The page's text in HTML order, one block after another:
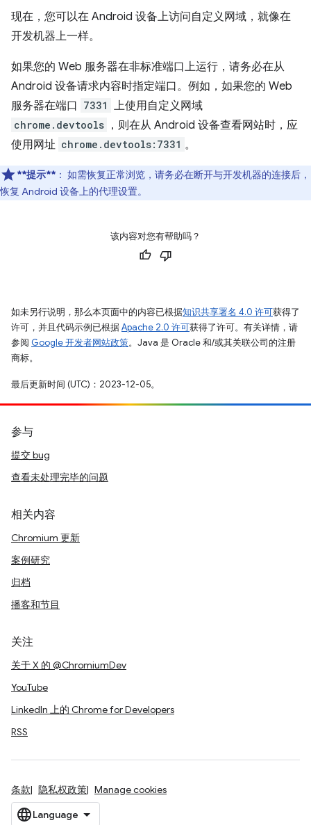
现在，您可以在 Android 设备上访问自定义网域，就像在
开发机器上一样。
如果您的 Web 服务器在非标准端口上运行，请务必在从
Android 设备请求内容时指定端口。例如，如果您的 Web
服务器在端口 7331 上使用自定义网域
chrome.devtools ，则在从 Android 设备查看网站时，应
使用网址 chrome.devtools:7331 。
**提示** ： 如需恢复正常浏览，请务必在断开与开发机器的连接后，
恢复 Android 设备上的代理设置。
该内容对您有帮助吗？
如未另行说明，那么本页面中的内容已根据知识共享署名 4.0 许可获得了
许可，并且代码示例已根据Apache 2.0 许可获得了许可。有关详情，请
参阅 Google 开发者网站政策。Java 是 Oracle 和/或其关联公司的注册
商标。
最后更新时间 (UTC)：2023-12-05。
参与
提交 bug
查看未处理完毕的问题
相关内容
Chromium 更新
案例研究
归档
播客和节目
关注
关于 X 的 @ChromiumDev
YouTube
LinkedIn 上的 Chrome for Developers
RSS
条款 隐私权政策 Manage cookies